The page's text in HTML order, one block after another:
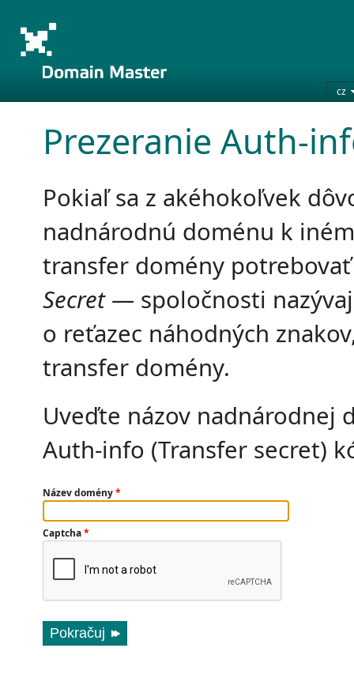
cz
Prezeranie Auth-
Pokiaľ sa z akéhokoľvek
nadnárodnú doménu k
transfer domény
Secret— spoločnosti
o reťazec náhodných
transfer domény.
Uveďte názov nadnárodnej
Auth-info (Transfer secret)
Název domény*
Captcha*
Pokračuj